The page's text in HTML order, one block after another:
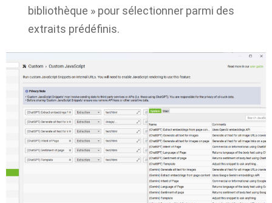
bibliothèque » pour sélectionner parmi des
extraits prédéfinis.